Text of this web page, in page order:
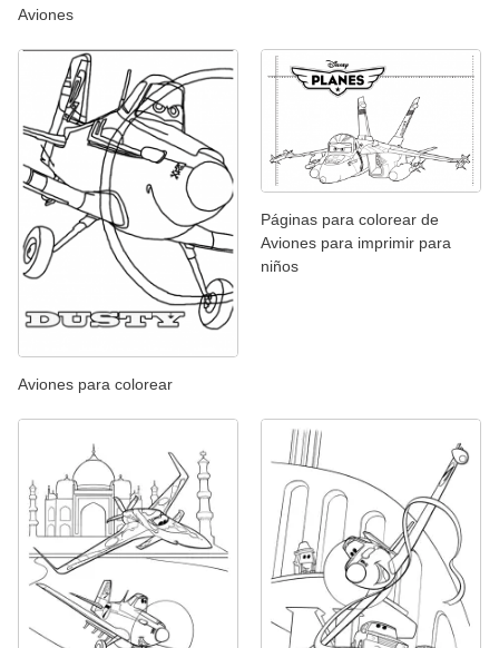
Aviones
Aviones para colorear
Páginas para colorear de
Aviones para imprimir para
niños